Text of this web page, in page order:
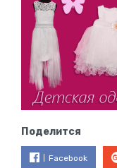
Поделится
Facebook